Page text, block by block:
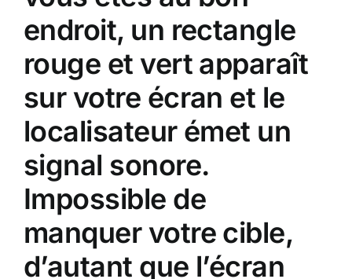
endroit, un rectangle
rouge et vert apparaît
sur votre écran et le
localisateur émet un
signal sonore.
Impossible de
manquer votre cible,
d’autant que l’écran